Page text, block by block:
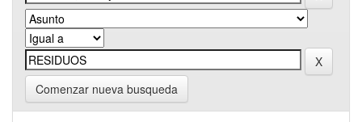
Comenzar nueva busqueda